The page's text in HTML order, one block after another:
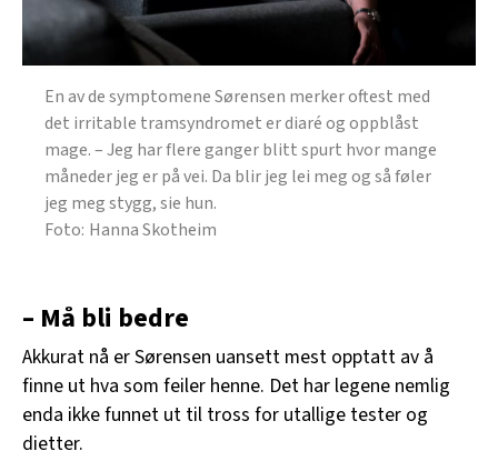
En av de symptomene Sørensen merker oftest med
det irritable tramsyndromet er diaré og oppblåst
mage. – Jeg har flere ganger blitt spurt hvor mange
måneder jeg er på vei. Da blir jeg lei meg og så føler
jeg meg stygg, sie hun.
Hanna Skotheim
– Må bli bedre
Akkurat nå er Sørensen uansett mest opptatt av å
finne ut hva som feiler henne. Det har legene nemlig
enda ikke funnet ut til tross for utallige tester og
dietter.